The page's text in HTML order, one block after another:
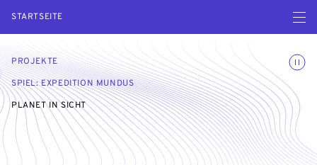
STARTSEITE Menü
PROJEKTE
SPIEL: EXPEDITION MUNDUS
PLANET IN SICHT